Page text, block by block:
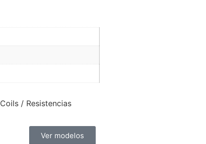
Coils / Resistencias
Ver modelos